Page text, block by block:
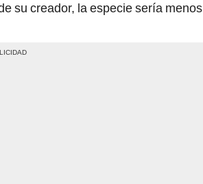
su creador, la especie sería menos